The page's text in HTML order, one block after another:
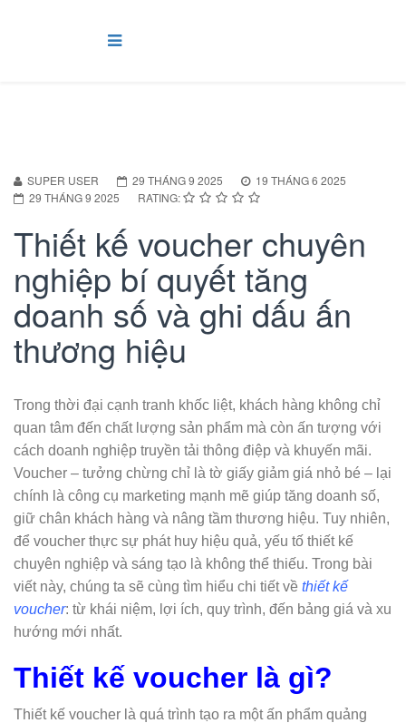
SUPER USER 29 THÁNG 9 2025
19 THÁNG 6 2025
29 THÁNG 9 2025
RATING:
Thiết kế voucher chuyên
nghiệp bí quyết tăng
doanh số và ghi dấu ấn
thương hiệu
Trong thời đại cạnh tranh khốc liệt, khách hàng không chỉ
quan tâm đến chất lượng sản phẩm mà còn ấn tượng với
cách doanh nghiệp truyền tải thông điệp và khuyến mãi.
Voucher – tưởng chừng chỉ là tờ giấy giảm giá nhỏ bé – lại
chính là công cụ marketing mạnh mẽ giúp tăng doanh số,
giữ chân khách hàng và nâng tầm thương hiệu. Tuy nhiên,
để voucher thực sự phát huy hiệu quả, yếu tố thiết kế
chuyên nghiệp và sáng tạo là không thể thiếu. Trong bài
viết này, chúng ta sẽ cùng tìm hiểu chi tiết về thiết kế
voucher: từ khái niệm, lợi ích, quy trình, đến bảng giá và xu
hướng mới nhất.
Thiết kế voucher là gì?
Thiết kế voucher là quá trình tạo ra một ấn phẩm quảng